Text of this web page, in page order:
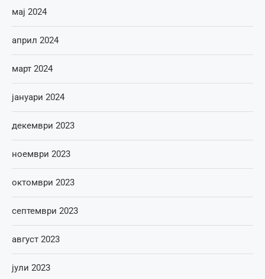
мај 2024
април 2024
март 2024
јануари 2024
декември 2023
ноември 2023
октомври 2023
септември 2023
август 2023
јули 2023